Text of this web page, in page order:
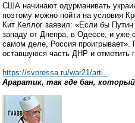
США начинают одурманивать
поэтому можно пойти на условия
Кит Келлог заявил: «Если бы
западу от Днепра, в Одессе, и уже
самом деле, Россия
оставшуюся часть ДНР и отметить
https://svpressa.ru/war21/arti..
Араратик, так где бан,